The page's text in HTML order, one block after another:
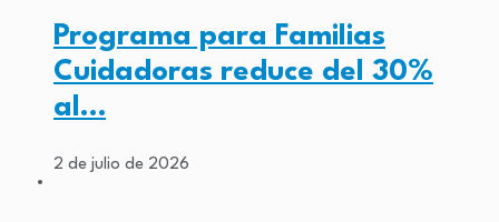
Programa para Familias
Cuidadoras reduce del 30%
al…
2 de julio de 2026